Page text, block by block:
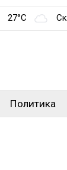
27°C
Политика